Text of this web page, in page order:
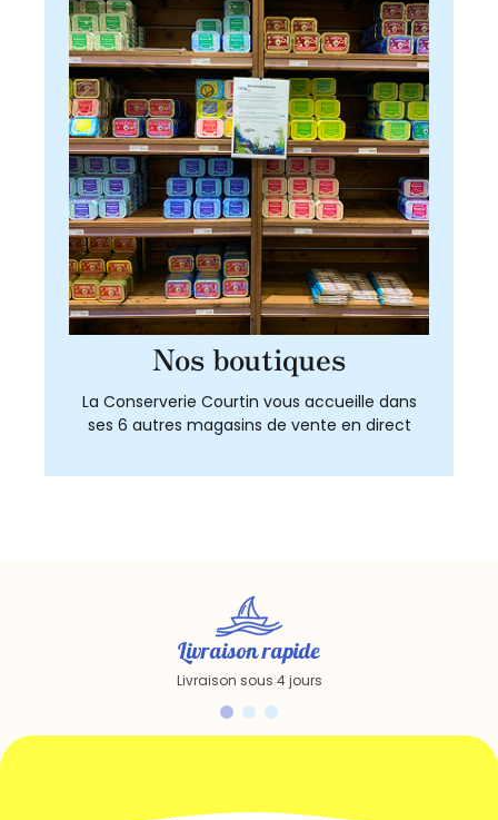
Nos boutiques
La Conserverie Courtin vous accueille dans
ses 6 autres magasins de vente en direct
Livraison rapide
Livraison sous 4 jours